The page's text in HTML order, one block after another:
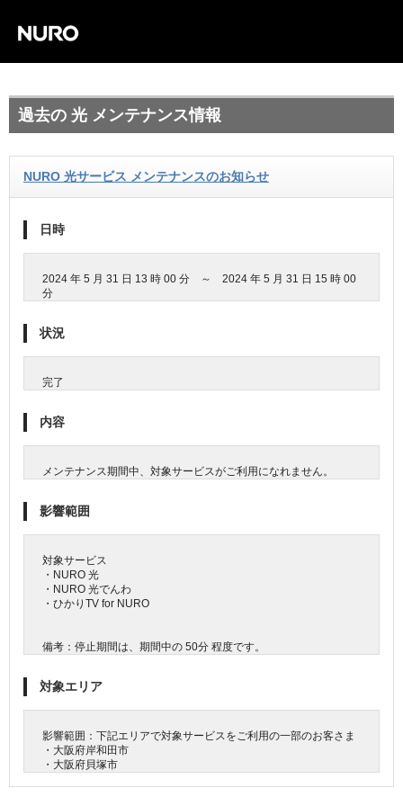
過去の 光 メンテナンス情報
NURO 光サービス メンテナンスのお知らせ
日時
2024 年 5 月 31 日 13 時 00 分 ～ 2024 年 5 月 31 日 15 時 00
分
状況
完了
内容
メンテナンス期間中、対象サービスがご利用になれません。
影響範囲
対象サービス
・NURO 光
・NURO 光でんわ
・ひかりTV for NURO
備考：停止期間は、期間中の 50分 程度です。
対象エリア
影響範囲：下記エリアで対象サービスをご利用の一部のお客さま
・大阪府岸和田市
・大阪府貝塚市